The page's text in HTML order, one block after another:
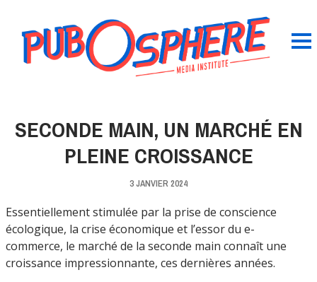
SECONDE MAIN, UN MARCHÉ EN
PLEINE CROISSANCE
3 JANVIER 2024
Essentiellement stimulée par la prise de conscience
écologique, la crise économique et l’essor du e-
commerce, le marché de la seconde main connaît une
croissance impressionnante, ces dernières années.